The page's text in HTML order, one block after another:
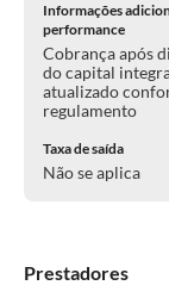
Informações
performance
Cobrança após
do capital
atualizado
regulamento
Taxa de saída
Não se aplica
Prestadores